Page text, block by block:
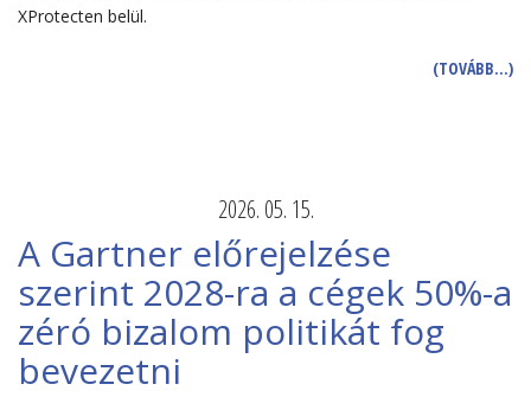
XProtecten belül.
(TOVÁBB…)
2026. 05. 15.
A Gartner előrejelzése
szerint 2028-ra a cégek 50%-a
zéró bizalom politikát fog
bevezetni